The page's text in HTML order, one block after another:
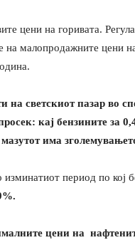
цени на горивата.
на малопродажните цени
светскиот пазар во
кај бензините за
има
изминатиот период по кој
цени на